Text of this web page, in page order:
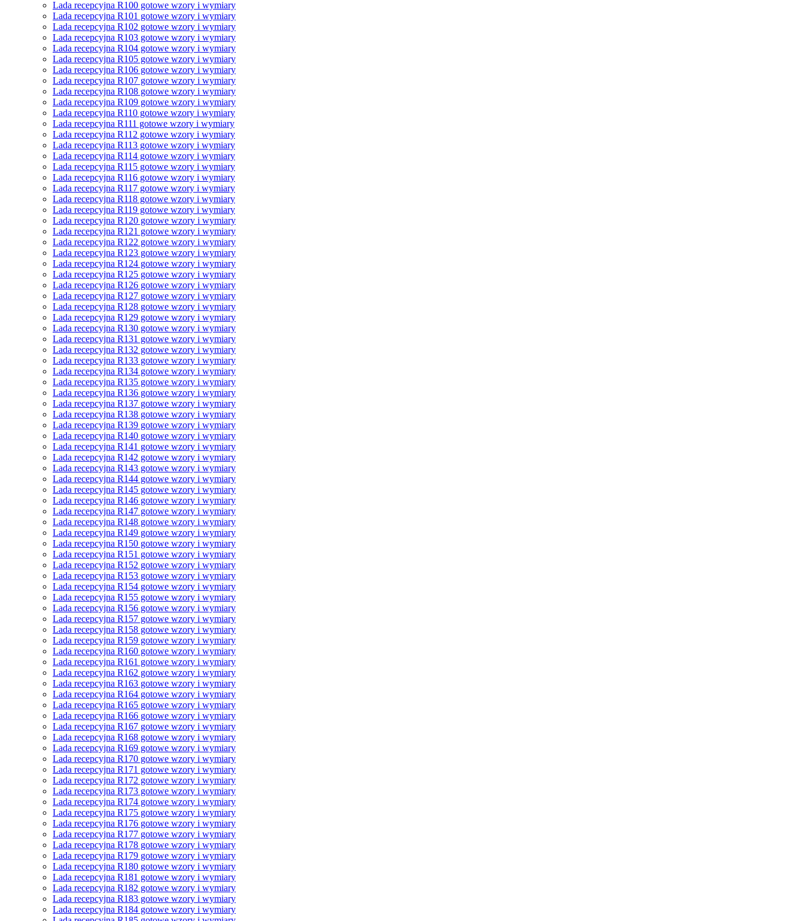
Lada recepcyjna R100 gotowe wzory i wymiary
Lada recepcyjna R101 gotowe wzory i wymiary
Lada recepcyjna R102 gotowe wzory i wymiary
Lada recepcyjna R103 gotowe wzory i wymiary
Lada recepcyjna R104 gotowe wzory i wymiary
Lada recepcyjna R105 gotowe wzory i wymiary
Lada recepcyjna R106 gotowe wzory i wymiary
Lada recepcyjna R107 gotowe wzory i wymiary
Lada recepcyjna R108 gotowe wzory i wymiary
Lada recepcyjna R109 gotowe wzory i wymiary
Lada recepcyjna R110 gotowe wzory i wymiary
Lada recepcyjna R111 gotowe wzory i wymiary
Lada recepcyjna R112 gotowe wzory i wymiary
Lada recepcyjna R113 gotowe wzory i wymiary
Lada recepcyjna R114 gotowe wzory i wymiary
Lada recepcyjna R115 gotowe wzory i wymiary
Lada recepcyjna R116 gotowe wzory i wymiary
Lada recepcyjna R117 gotowe wzory i wymiary
Lada recepcyjna R118 gotowe wzory i wymiary
Lada recepcyjna R119 gotowe wzory i wymiary
Lada recepcyjna R120 gotowe wzory i wymiary
Lada recepcyjna R121 gotowe wzory i wymiary
Lada recepcyjna R122 gotowe wzory i wymiary
Lada recepcyjna R123 gotowe wzory i wymiary
Lada recepcyjna R124 gotowe wzory i wymiary
Lada recepcyjna R125 gotowe wzory i wymiary
Lada recepcyjna R126 gotowe wzory i wymiary
Lada recepcyjna R127 gotowe wzory i wymiary
Lada recepcyjna R128 gotowe wzory i wymiary
Lada recepcyjna R129 gotowe wzory i wymiary
Lada recepcyjna R130 gotowe wzory i wymiary
Lada recepcyjna R131 gotowe wzory i wymiary
Lada recepcyjna R132 gotowe wzory i wymiary
Lada recepcyjna R133 gotowe wzory i wymiary
Lada recepcyjna R134 gotowe wzory i wymiary
Lada recepcyjna R135 gotowe wzory i wymiary
Lada recepcyjna R136 gotowe wzory i wymiary
Lada recepcyjna R137 gotowe wzory i wymiary
Lada recepcyjna R138 gotowe wzory i wymiary
Lada recepcyjna R139 gotowe wzory i wymiary
Lada recepcyjna R140 gotowe wzory i wymiary
Lada recepcyjna R141 gotowe wzory i wymiary
Lada recepcyjna R142 gotowe wzory i wymiary
Lada recepcyjna R143 gotowe wzory i wymiary
Lada recepcyjna R144 gotowe wzory i wymiary
Lada recepcyjna R145 gotowe wzory i wymiary
Lada recepcyjna R146 gotowe wzory i wymiary
Lada recepcyjna R147 gotowe wzory i wymiary
Lada recepcyjna R148 gotowe wzory i wymiary
Lada recepcyjna R149 gotowe wzory i wymiary
Lada recepcyjna R150 gotowe wzory i wymiary
Lada recepcyjna R151 gotowe wzory i wymiary
Lada recepcyjna R152 gotowe wzory i wymiary
Lada recepcyjna R153 gotowe wzory i wymiary
Lada recepcyjna R154 gotowe wzory i wymiary
Lada recepcyjna R155 gotowe wzory i wymiary
Lada recepcyjna R156 gotowe wzory i wymiary
Lada recepcyjna R157 gotowe wzory i wymiary
Lada recepcyjna R158 gotowe wzory i wymiary
Lada recepcyjna R159 gotowe wzory i wymiary
Lada recepcyjna R160 gotowe wzory i wymiary
Lada recepcyjna R161 gotowe wzory i wymiary
Lada recepcyjna R162 gotowe wzory i wymiary
Lada recepcyjna R163 gotowe wzory i wymiary
Lada recepcyjna R164 gotowe wzory i wymiary
Lada recepcyjna R165 gotowe wzory i wymiary
Lada recepcyjna R166 gotowe wzory i wymiary
Lada recepcyjna R167 gotowe wzory i wymiary
Lada recepcyjna R168 gotowe wzory i wymiary
Lada recepcyjna R169 gotowe wzory i wymiary
Lada recepcyjna R170 gotowe wzory i wymiary
Lada recepcyjna R171 gotowe wzory i wymiary
Lada recepcyjna R172 gotowe wzory i wymiary
Lada recepcyjna R173 gotowe wzory i wymiary
Lada recepcyjna R174 gotowe wzory i wymiary
Lada recepcyjna R175 gotowe wzory i wymiary
Lada recepcyjna R176 gotowe wzory i wymiary
Lada recepcyjna R177 gotowe wzory i wymiary
Lada recepcyjna R178 gotowe wzory i wymiary
Lada recepcyjna R179 gotowe wzory i wymiary
Lada recepcyjna R180 gotowe wzory i wymiary
Lada recepcyjna R181 gotowe wzory i wymiary
Lada recepcyjna R182 gotowe wzory i wymiary
Lada recepcyjna R183 gotowe wzory i wymiary
Lada recepcyjna R184 gotowe wzory i wymiary